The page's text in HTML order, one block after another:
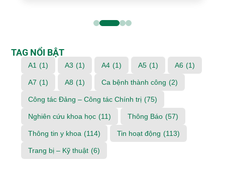
TAG NỔI BẬT
A1 (1) A3 (1) A4 (1) A5 (1) A6 (1)
A7 (1) A8 (1) Ca bệnh thành công (2)
Công tác Đảng – Công tác Chính trị (75)
Nghiên cứu khoa học (11) Thông Báo (57)
Thông tin y khoa (114) Tin hoạt động (113)
Trang bị – Kỹ thuật (6)